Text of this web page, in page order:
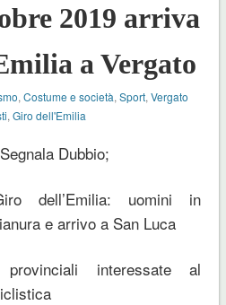
2019 arriva
a Vergato
, Costume e società, Sport, Vergato
, Giro dell'Emilia
Dubbio;
dell’Emilia: uomini in
e arrivo a San Luca
interessate al